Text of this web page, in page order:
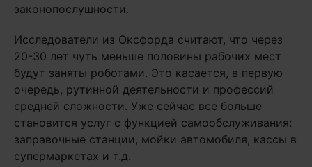
законопослушности.
Исследователи из Оксфорда считают, что через
20-30 лет чуть меньше половины рабочих мест
будут заняты роботами. Это касается, в первую
очередь, рутинной деятельности и профессий
средней сложности. Уже сейчас все больше
становится услуг с функцией самообслуживания:
заправочные станции, мойки автомобиля, кассы в
супермаркетах и т.д.